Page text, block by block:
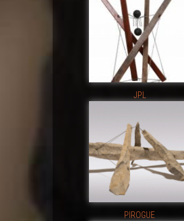
JPL
PIROGUE